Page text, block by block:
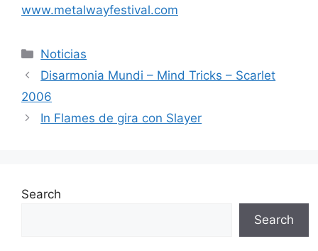
www.metalwayfestival.com
Categories
Noticias
Disarmonia Mundi – Mind Tricks – Scarlet
2006
In Flames de gira con Slayer
Search
Search